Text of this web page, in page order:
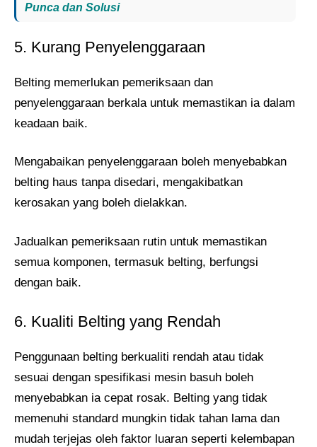
Punca dan Solusi
5. Kurang Penyelenggaraan
Belting memerlukan pemeriksaan dan
penyelenggaraan berkala untuk memastikan ia dalam
keadaan baik.
Mengabaikan penyelenggaraan boleh menyebabkan
belting haus tanpa disedari, mengakibatkan
kerosakan yang boleh dielakkan.
Jadualkan pemeriksaan rutin untuk memastikan
semua komponen, termasuk belting, berfungsi
dengan baik.
6. Kualiti Belting yang Rendah
Penggunaan belting berkualiti rendah atau tidak
sesuai dengan spesifikasi mesin basuh boleh
menyebabkan ia cepat rosak. Belting yang tidak
memenuhi standard mungkin tidak tahan lama dan
mudah terjejas oleh faktor luaran seperti kelembapan